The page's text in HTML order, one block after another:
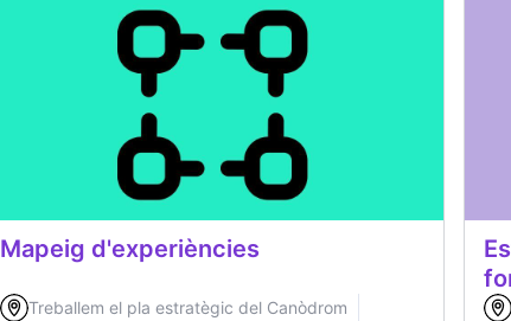
Mapeig d'experiències
Treballem el pla estratègic del Canòdrom